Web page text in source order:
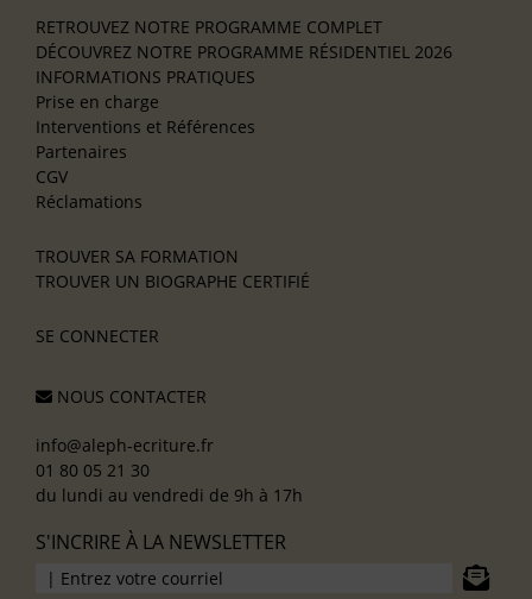
RETROUVEZ NOTRE PROGRAMME COMPLET
DÉCOUVREZ NOTRE PROGRAMME RÉSIDENTIEL 2026
INFORMATIONS PRATIQUES
Prise en charge
Interventions et Références
Partenaires
CGV
Réclamations
TROUVER SA FORMATION
TROUVER UN BIOGRAPHE CERTIFIÉ
SE CONNECTER
NOUS CONTACTER
info@aleph-ecriture.fr
01 80 05 21 30
du lundi au vendredi de 9h à 17h
S'INCRIRE À LA NEWSLETTER